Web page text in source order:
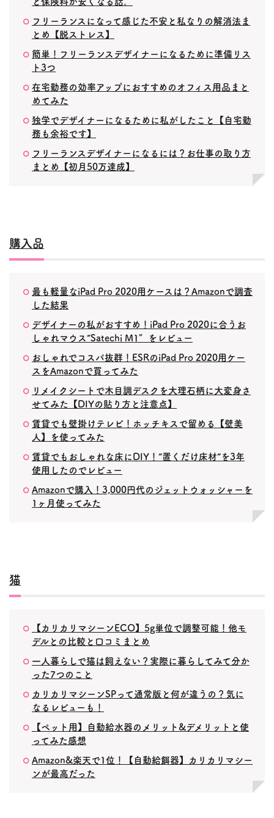
フリーランスになって感じた不安と私なりの解消法ま
とめ【脱ストレス】
簡単！フリーランスデザイナーになるために準備リス
ト3つ
在宅勤務の効率アップにおすすめのオフィス用品まと
めてみた
独学でデザイナーになるために私がしたこと【自宅勤
務も余裕です】
フリーランスデザイナーになるには？お仕事の取り方
まとめ【初月50万達成】
購入品
最も軽量なiPad Pro 2020用ケースは？Amazonで調査
した結果
デザイナーの私がおすすめ！iPad Pro 2020に合うお
しゃれマウス”Satechi M1″をレビュー
おしゃれでコスパ抜群！ESRのiPad Pro 2020用ケー
スをAmazonで買ってみた
リメイクシートで木目調デスクを大理石柄に大変身さ
せてみた【DIYの貼り方と注意点】
賃貸でも壁掛けテレビ！ホッチキスで留める【壁美
人】を使ってみた
賃貸でもおしゃれな床にDIY！”置くだけ床材”を3年
使用したのでレビュー
Amazonで購入！3,000円代のジェットウォッシャーを
1ヶ月使ってみた
猫
【カリカリマシーンECO】5g単位で調整可能！他モ
デルとの比較と口コミまとめ
一人暮らしで猫は飼えない？実際に暮らしてみて分か
った7つのこと
カリカリマシーンSPって通常版と何が違うの？気に
なるレビューも！
【ペット用】自動給水器のメリット&デメリットと使
ってみた感想
Amazon&楽天で1位！【自動給餌器】カリカリマシー
ンが最高だった